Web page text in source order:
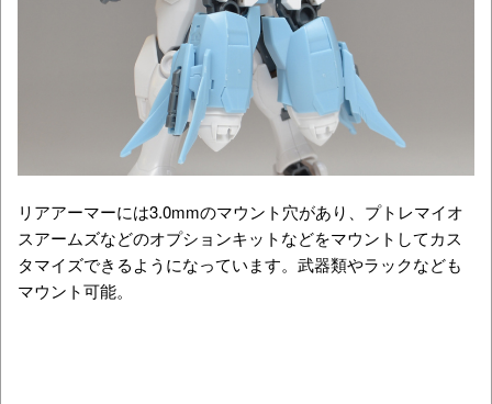
リアアーマーには3.0mmのマウント穴があり、プトレマイオ
スアームズなどのオプションキットなどをマウントしてカス
タマイズできるようになっています。武器類やラックなども
マウント可能。